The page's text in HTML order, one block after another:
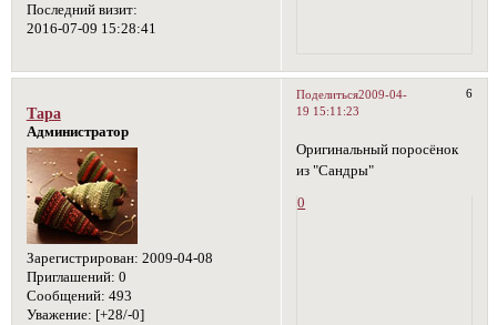
Последний визит:
2016-07-09 15:28:41
Поделиться 6
2009-04-
19 15:11:23
Тара
Администратор
Зарегистрирован: 2009-04-08
Приглашений: 0
Сообщений: 493
Уважение: [+28/-0]
Оригинальный поросёнок
из "Сандры"
0